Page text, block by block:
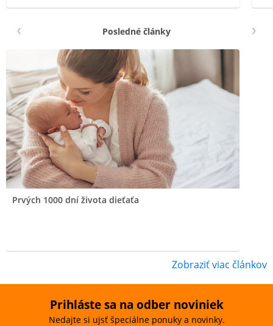
Posledné články
Prvých 1000 dní života dieťaťa
Zobraziť viac článkov
Prihláste sa na odber noviniek
Nedajte si ujsť špeciálne ponuky a novinky.